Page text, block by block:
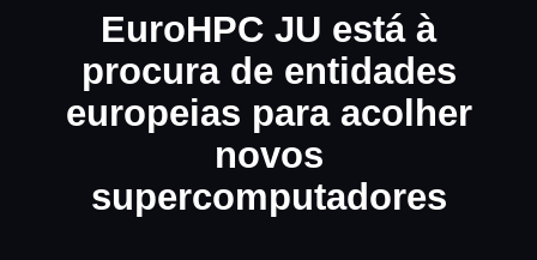
EuroHPC JU está à
procura de entidades
europeias para acolher
novos
supercomputadores